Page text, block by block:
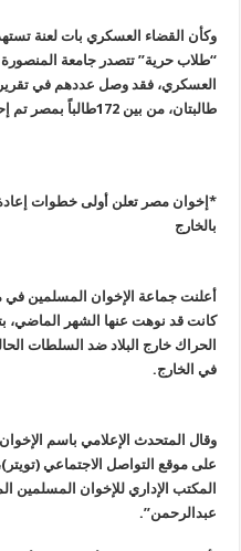
وكأن القضاء العسكري بات لعنة
“طلاب حرية” تتصدر جامعة المنصورة
طالبتان، من بين 172طالباً بمصر تم إحالتهم للقضاء العسكري
*إخوان مصر تعلن أولى خطوات
بالخارج
أعلنت جماعة الإخوان المسلمين في
كانت قد نوهت عنها الشهر الماضي،
الحراك خارج البلاد ضد السلطات
في الخارج.
وقال المتحدث الإعلامي باسم
على موقع التواصل الاجتماعي
المكتب الإداري للإخوان المسلمين
عبدالرحمن”.